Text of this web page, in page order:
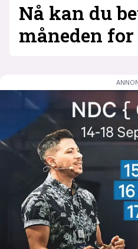
Nå kan du
måneden